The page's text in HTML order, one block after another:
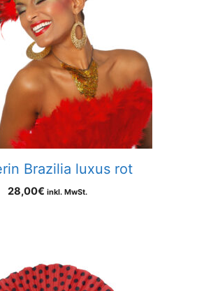
Brazilia luxus rot
28,00€ inkl. MwSt.